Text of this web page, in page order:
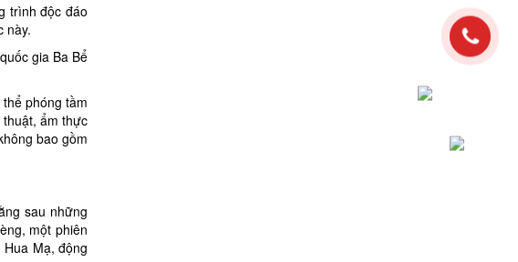
trình độc đáo
này.
gia Ba Bể
phóng tầm
ẩm thực
bao gồm
sau những
một phiên
Mạ, động